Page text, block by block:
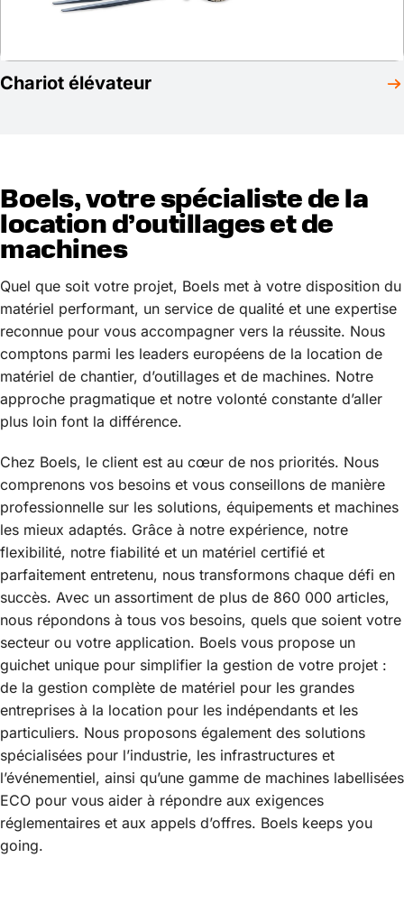
Chariot élévateur
Boels, votre spécialiste de la
location d’outillages et de
machines
Quel que soit votre projet, Boels met à votre disposition du
matériel performant, un service de qualité et une expertise
reconnue pour vous accompagner vers la réussite. Nous
comptons parmi les leaders européens de la location de
matériel de chantier, d’outillages et de machines. Notre
approche pragmatique et notre volonté constante d’aller
plus loin font la différence.
Chez Boels, le client est au cœur de nos priorités. Nous
comprenons vos besoins et vous conseillons de manière
professionnelle sur les solutions, équipements et machines
les mieux adaptés. Grâce à notre expérience, notre
flexibilité, notre fiabilité et un matériel certifié et
parfaitement entretenu, nous transformons chaque défi en
succès. Avec un assortiment de plus de 860 000 articles,
nous répondons à tous vos besoins, quels que soient votre
secteur ou votre application. Boels vous propose un
guichet unique pour simplifier la gestion de votre projet :
de la gestion complète de matériel pour les grandes
entreprises à la location pour les indépendants et les
particuliers. Nous proposons également des solutions
spécialisées pour l’industrie, les infrastructures et
l’événementiel, ainsi qu’une gamme de machines labellisées
ECO pour vous aider à répondre aux exigences
réglementaires et aux appels d’offres. Boels keeps you
going.